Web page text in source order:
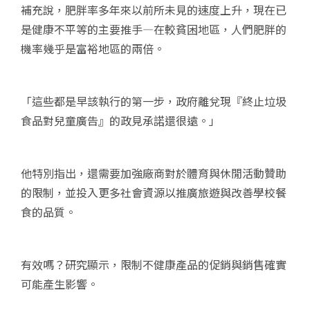
補充說，肥胖率多年來以前所未見的速度上升，現在已
是健康不平等的主要推手—在較貧困地區，人們肥胖的
機率幾乎是富裕地區的兩倍。
「這些都是早該執行的第一步，政府離兌現『終止垃圾
食品對兒童廣告』的政見承諾還很遠。」
他特別指出，還需要加強廠商對於體育與休閒活動贊助
的限制，並投入更多社會資源以推廣旅遊與改善學校餐
食的品質。
有效嗎？研究顯示，限制不健康產品的促銷與銷售確實
可能產生影響。